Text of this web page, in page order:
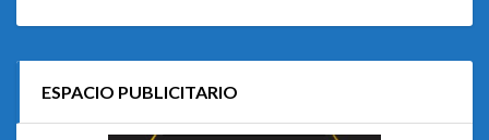
ESPACIO PUBLICITARIO